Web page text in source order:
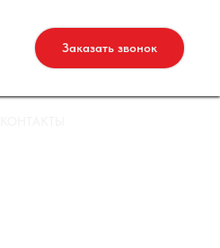
Заказать звонок